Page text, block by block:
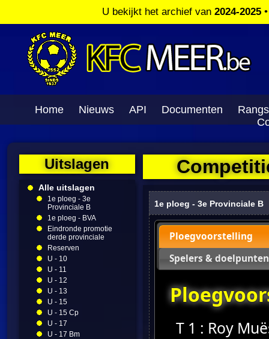
U bekijkt het archief van 2024-2025
Home Nieuws API Documenten
Uitslagen
Alle uitslagen
1e ploeg - 3e
Provinciale B
1e ploeg - BVA
Eindronde promotie
derde provinciale
Reserven
U - 10
U - 11
U - 12
U - 13
U - 15
U - 15 Cp
U - 17
U - 17 Bm
1e ploeg - 3e Provinciale B
Ploegvoorstelling
Spelers & doelpunten
T 1 : Roy